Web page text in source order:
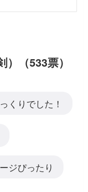
（533票）
くりでした！
ジぴったり